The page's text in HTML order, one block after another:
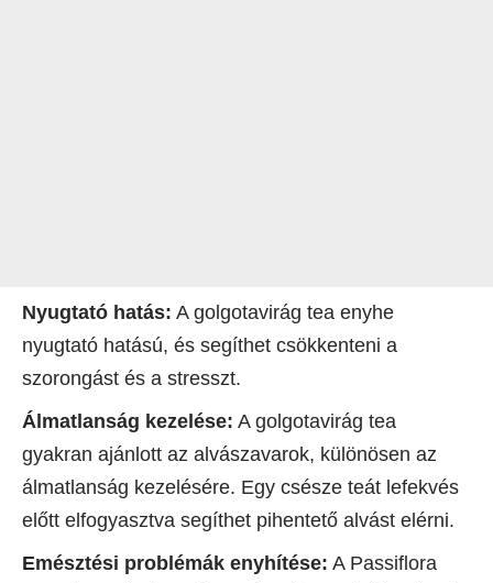
Nyugtató hatás: A golgotavirág tea enyhe
nyugtató hatású, és segíthet csökkenteni a
szorongást és a stresszt.
Álmatlanság kezelése: A golgotavirág tea
gyakran ajánlott az alvászavarok, különösen az
álmatlanság kezelésére. Egy csésze teát lefekvés
előtt elfogyasztva segíthet pihentető alvást elérni.
Emésztési problémák enyhítése: A Passiflora